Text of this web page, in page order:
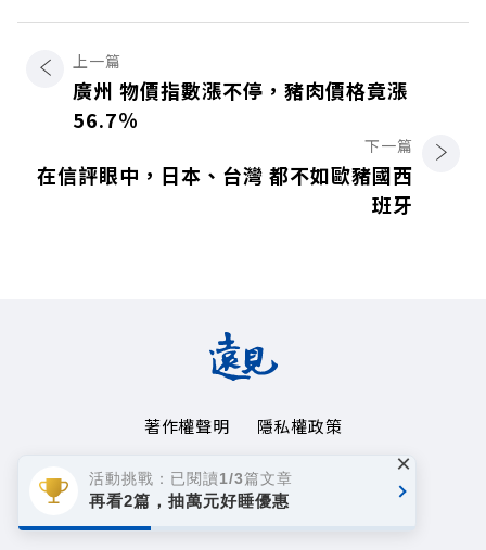
上一篇
廣州 物價指數漲不停，豬肉價格竟漲
56.7％
下一篇
在信評眼中，日本、台灣 都不如歐豬國西
班牙
著作權聲明
隱私權政策
Copyright© 1999~2026
遠見天下文化事業群. All rights reserved.
活動挑戰：已閱讀1/3篇文章
再看2篇，抽萬元好睡優惠
×